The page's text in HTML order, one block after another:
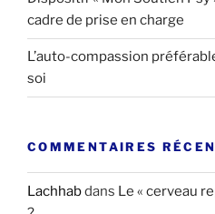
cadre de prise en charge
L’auto-compassion
soi
COMMENTAIRES
Lachhabdans Le « cerveau